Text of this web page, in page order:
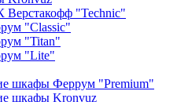
Верстакофф "Technic"
"Classic"
"Titan"
"Lite"
шкафы Феррум "Premium"
шкафы Kronvuz